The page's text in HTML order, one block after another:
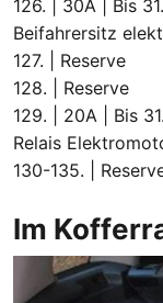
126. | 30A | Bis
Beifahrersitz
127. | Reserve
128. | Reserve
129. | 20A | Bis
Relais
130-135. |
Im